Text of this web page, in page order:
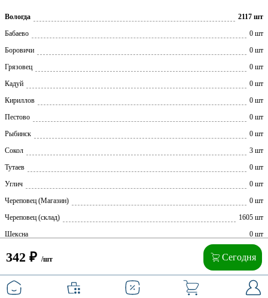
Вологда
2117 шт
Бабаево
0 шт
Боровичи
0 шт
Грязовец
0 шт
Кадуй
0 шт
Кириллов
0 шт
Пестово
0 шт
Рыбинск
0 шт
Сокол
3 шт
Тутаев
0 шт
Углич
0 шт
Череповец (Магазин)
0 шт
Череповец (склад)
1605 шт
Шексна
0 шт
342 ₽ /шт Сегодня